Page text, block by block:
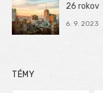
26 rokov
6. 9. 2023
TÉMY